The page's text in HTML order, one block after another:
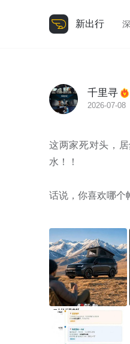
新出行
千里寻
2026-07-08
这两家死对头，
水！！
话说，你喜欢哪个